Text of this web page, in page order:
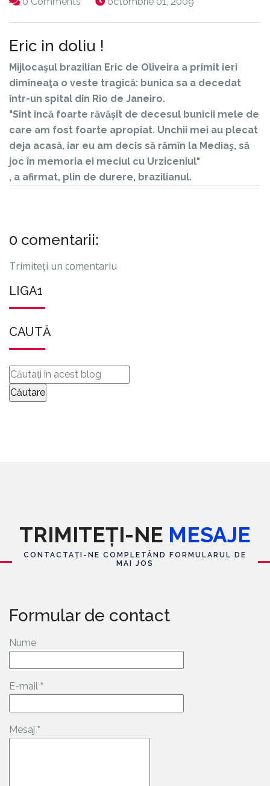
Eric in doliu !
Mijlocaşul brazilian Eric de Oliveira a primit ieri
dimineaţa o veste tragică: bunica sa a decedat
într-un spital din Rio de Janeiro.
"Sînt încă foarte răvăşit de decesul bunicii mele de
care am fost foarte apropiat. Unchii mei au plecat
deja acasă, iar eu am decis să rămîn la Mediaş, să
joc în memoria ei meciul cu Urziceniul"
, a afirmat, plin de durere, brazilianul.
0 comentarii:
Trimiteți un comentariu
LIGA1
CAUTĂ
TRIMITEȚI-NE MESAJE
CONTACTAȚI-NE COMPLETÂND FORMULARUL DE
MAI JOS
Formular de contact
Nume
E-mail *
Mesaj *